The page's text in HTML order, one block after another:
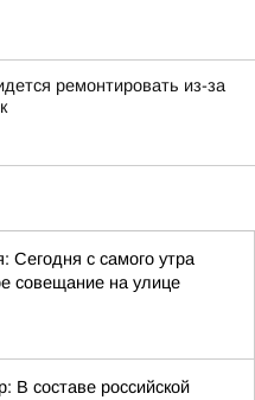
ремонтировать из-за
Сегодня с самого утра
совещание на улице
В составе российской